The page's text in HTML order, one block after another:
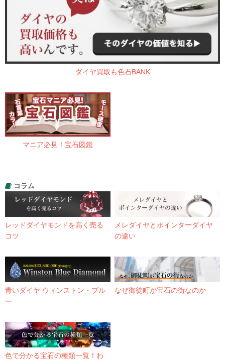
ダイヤ買取も色石BANK
マニア必見！宝石図鑑
コラム
レッドダイヤモンドを高く売る
コツ
メレダイヤとポインターダイヤ
の違い
青いダイヤ ウィンストン・ブル
ー
なぜ御徒町が宝石の街なのか
色で分かる宝石の種類一覧！わ